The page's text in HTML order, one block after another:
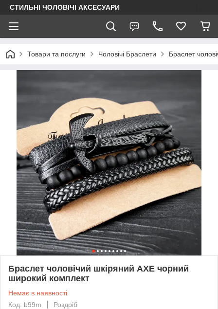
СТИЛЬНІ ЧОЛОВІЧІ АКСЕСУАРИ
Товари та послуги Чоловічі Браслети Браслет
Браслет чоловічий шкіряний AXE чорний
широкий комплект
Немає в наявності
Код: b99m
Роздріб